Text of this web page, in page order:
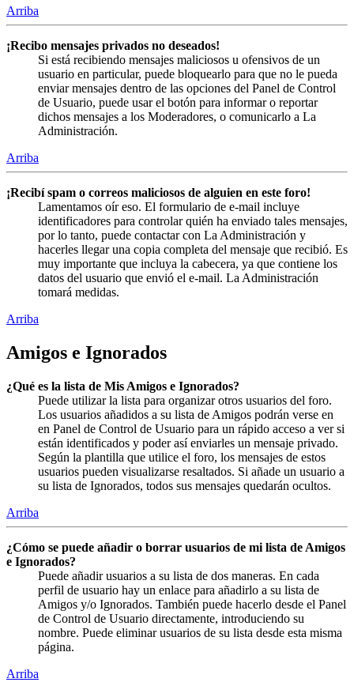
Arriba
¡Recibo mensajes privados no deseados!
Si está recibiendo mensajes maliciosos u ofensivos de un
usuario en particular, puede bloquearlo para que no le pueda
enviar mensajes dentro de las opciones del Panel de Control
de Usuario, puede usar el botón para informar o reportar
dichos mensajes a los Moderadores, o comunicarlo a La
Administración.
Arriba
¡Recibí spam o correos maliciosos de alguien en este foro!
Lamentamos oír eso. El formulario de e-mail incluye
identificadores para controlar quién ha enviado tales mensajes,
por lo tanto, puede contactar con La Administración y
hacerles llegar una copia completa del mensaje que recibió. Es
muy importante que incluya la cabecera, ya que contiene los
datos del usuario que envió el e-mail. La Administración
tomará medidas.
Arriba
Amigos e Ignorados
¿Qué es la lista de Mis Amigos e Ignorados?
Puede utilizar la lista para organizar otros usuarios del foro.
Los usuarios añadidos a su lista de Amigos podrán verse en
en Panel de Control de Usuario para un rápido acceso a ver si
están identificados y poder así enviarles un mensaje privado.
Según la plantilla que utilice el foro, los mensajes de estos
usuarios pueden visualizarse resaltados. Si añade un usuario a
su lista de Ignorados, todos sus mensajes quedarán ocultos.
Arriba
¿Cómo se puede añadir o borrar usuarios de mi lista de Amigos
e Ignorados?
Puede añadir usuarios a su lista de dos maneras. En cada
perfil de usuario hay un enlace para añadirlo a su lista de
Amigos y/o Ignorados. También puede hacerlo desde el Panel
de Control de Usuario directamente, introduciendo su
nombre. Puede eliminar usuarios de su lista desde esta misma
página.
Arriba